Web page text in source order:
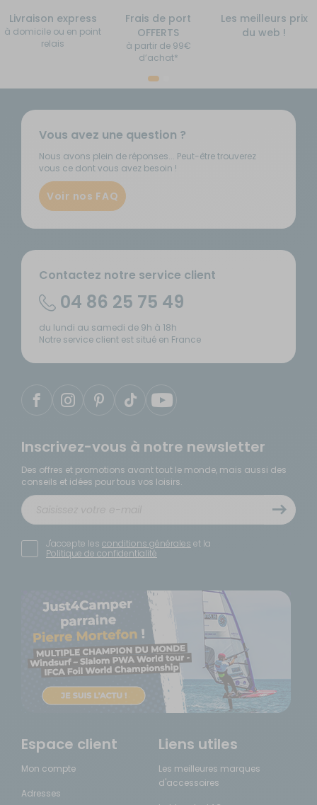
Livraison express
à domicile ou en point
relais
Frais de port
OFFERTS
à partir de 99€
d’achat*
Les meilleurs prix
du web !
Vous avez une question ?
Nous avons plein de réponses... Peut-être trouverez
vous ce dont vous avez besoin !
Voir nos FAQ
Contactez notre service client
04 86 25 75 49
du lundi au samedi de 9h à 18h
Notre service client est situé en France
Inscrivez-vous à notre newsletter
Des offres et promotions avant tout le monde, mais aussi des
conseils et idées pour tous vos loisirs.
J'accepte les conditions générales et la
Politique de confidentialité
Espace client
Mon compte
Adresses
Liens utiles
Les meilleures marques
d'accessoires